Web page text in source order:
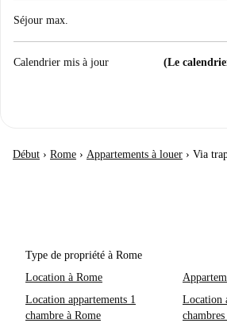
Séjour max.
Calendrier mis à jour (Le
Début › Rome › Appartements à louer › Via
Type de propriété à Rome
Location à Rome
Location appartements 1
chambre à Rome
Location